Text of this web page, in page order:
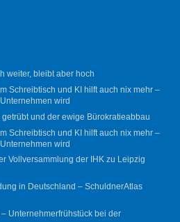
weiter, bleibt aber hoch
Schreibtisch und KI hilft auch nix mehr –
wird
und der ewige Bürokratieabbau
Schreibtisch und KI hilft auch nix mehr –
wird
Vollversammlung der IHK zu Leipzig
in Deutschland – SchuldnerAtlas
Unternehmerfrühstück bei der